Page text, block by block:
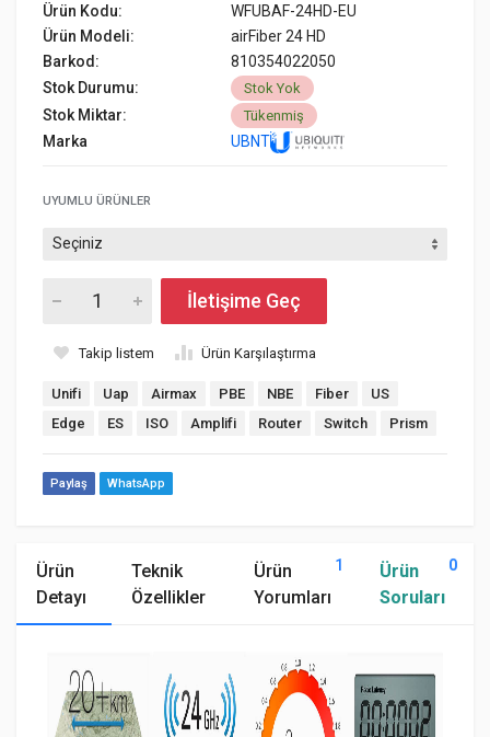
Ürün Kodu:
WFUBAF-24HD-EU
Ürün Modeli:
airFiber 24 HD
Barkod:
810354022050
Stok Durumu:
Stok Yok
Stok Miktar: Tükenmiş
Marka UBNT
UYUMLU ÜRÜNLER
İletişime Geç
Takip listem Ürün Karşılaştırma
Unifi Uap Airmax PBE NBE Fiber
US
Edge
ES ISO Amplifi Router Switch Prism
Paylaş WhatsApp
Ürün
Detayı
Teknik
Özellikler
Ürün
Yorumları
1
Ürün
Soruları
0